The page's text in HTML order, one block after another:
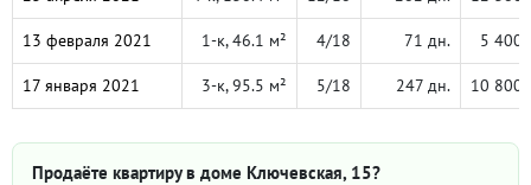
13 февраля 2021 1-к, 46.1 м² 4/18 71 дн. 5 400
17 января 2021 3-к, 95.5 м² 5/18 247 дн. 10 800
Продаёте квартиру в доме Ключевская, 15?